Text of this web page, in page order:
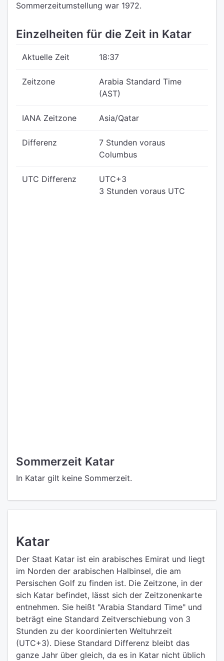
Sommerzeitumstellung war 1972.
Einzelheiten für die Zeit in Katar
Aktuelle Zeit 18:37
Zeitzone
Arabia Standard Time
(AST)
IANA Zeitzone Asia/Qatar
Differenz
7 Stunden voraus
Columbus
UTC Differenz
UTC+3
3 Stunden voraus UTC
Sommerzeit Katar
In Katar gilt keine Sommerzeit.
Katar
Der Staat Katar ist ein arabisches Emirat und liegt
im Norden der arabischen Halbinsel, die am
Persischen Golf zu finden ist. Die Zeitzone, in der
sich Katar befindet, lässt sich der Zeitzonenkarte
entnehmen. Sie heißt "Arabia Standard Time" und
beträgt eine Standard Zeitverschiebung von 3
Stunden zu der koordinierten Weltuhrzeit
(UTC+3). Diese Standard Differenz bleibt das
ganze Jahr über gleich, da es in Katar nicht üblich